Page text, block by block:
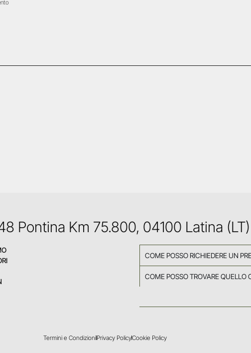
Pontina Km 75.800, 04100 Latina (LT)
COME POSSO RICHIEDERE UN
COME POSSO TROVARE QUELLO
Termini e CondizioniPrivacy PolicyCookie Policy